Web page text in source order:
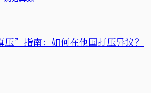
压”指南：如何在他国打压异议？